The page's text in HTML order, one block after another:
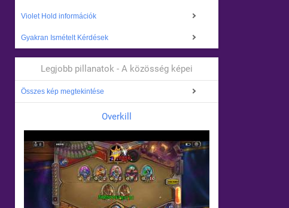
Violet Hold információk
Gyakran Ismételt Kérdések
Legjobb pillanatok - A közösség képei
Összes kép megtekintése
Overkill